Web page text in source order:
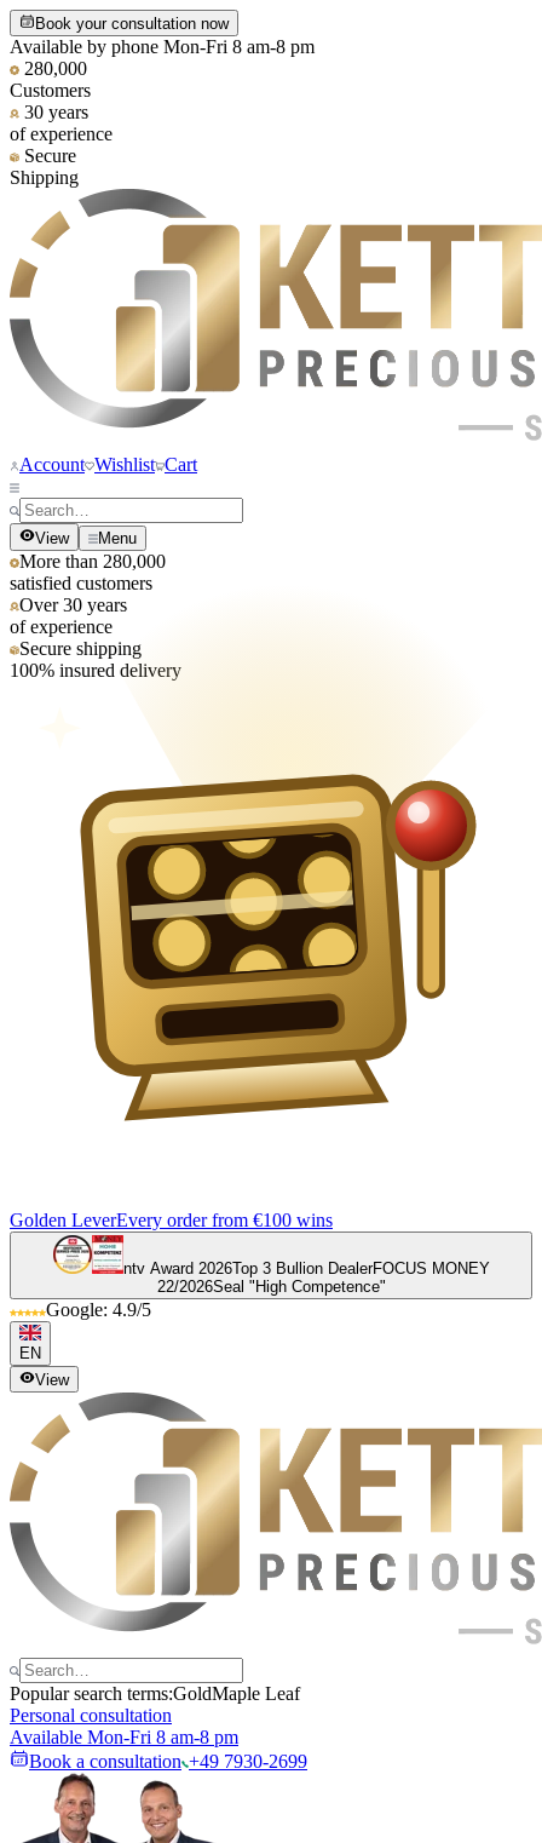
Book your consultation now
Available by phone Mon-Fri 8 am-8 pm
280,000
Customers
30 years
of experience
Secure
Shipping
Account Wishlist Cart
View Menu
More than 280,000
satisfied customers
Over 30 years
of experience
Secure shipping
100% insured delivery
Golden LeverEvery order from €100 wins
ntv Award 2026Top 3 Bullion DealerFOCUS MONEY
22/2026Seal "High Competence"
Google: 4.9/5
EN
View
Popular search terms:GoldMaple Leaf
Personal consultation
Available Mon-Fri 8 am-8 pm
Book a consultation +49 7930-2699